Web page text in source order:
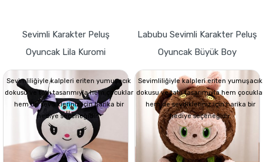
Sevimli Karakter Peluş
Oyuncak Lila Kuromi
Sevimliliğiyle kalpleri eriten yumuşacık
dokusu ve tatlı tasarımıyla hem çocuklar
hem de sevdikleriniz için harika bir
hediye seçeneğidir.
Labubu Sevimli Karakter Peluş
Oyuncak Büyük Boy
Sevimliliğiyle kalpleri eriten yumuşacık
dokusu ve tatlı tasarımıyla hem
hem de sevdikleriniz için harika bir
hediye seçeneğidir.